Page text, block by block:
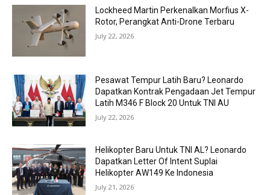
Lockheed Martin Perkenalkan Morfius X-
Rotor, Perangkat Anti-Drone Terbaru
July 22, 2026
Pesawat Tempur Latih Baru? Leonardo
Dapatkan Kontrak Pengadaan Jet Tempur
Latih M346 F Block 20 Untuk TNI AU
July 22, 2026
Helikopter Baru Untuk TNI AL? Leonardo
Dapatkan Letter Of Intent Suplai
Helikopter AW149 Ke Indonesia
July 21, 2026